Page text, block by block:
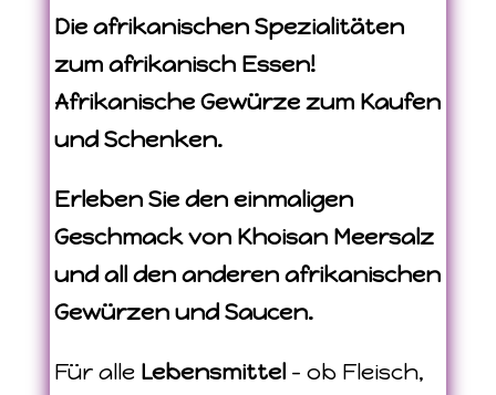
Die afrikanischen Spezialitäten
zum afrikanisch Essen!
Afrikanische Gewürze zum Kaufen
und Schenken.
Erleben Sie den einmaligen
Geschmack von Khoisan Meersalz
und all den anderen afrikanischen
Gewürzen und Saucen.
Für alle Lebensmittel – ob Fleisch,